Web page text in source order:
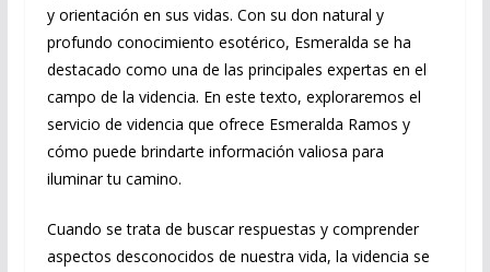
y orientación en sus vidas. Con su don natural y
profundo conocimiento esotérico, Esmeralda se ha
destacado como una de las principales expertas en el
campo de la videncia. En este texto, exploraremos el
servicio de videncia que ofrece Esmeralda Ramos y
cómo puede brindarte información valiosa para
iluminar tu camino.
Cuando se trata de buscar respuestas y comprender
aspectos desconocidos de nuestra vida, la videncia se